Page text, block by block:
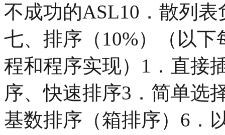
不成功的ASL10．散列
七、排序（10%）（以
程和程序实现）1．直接
序、快速排序3．简单选
基数排序（箱排序）6．